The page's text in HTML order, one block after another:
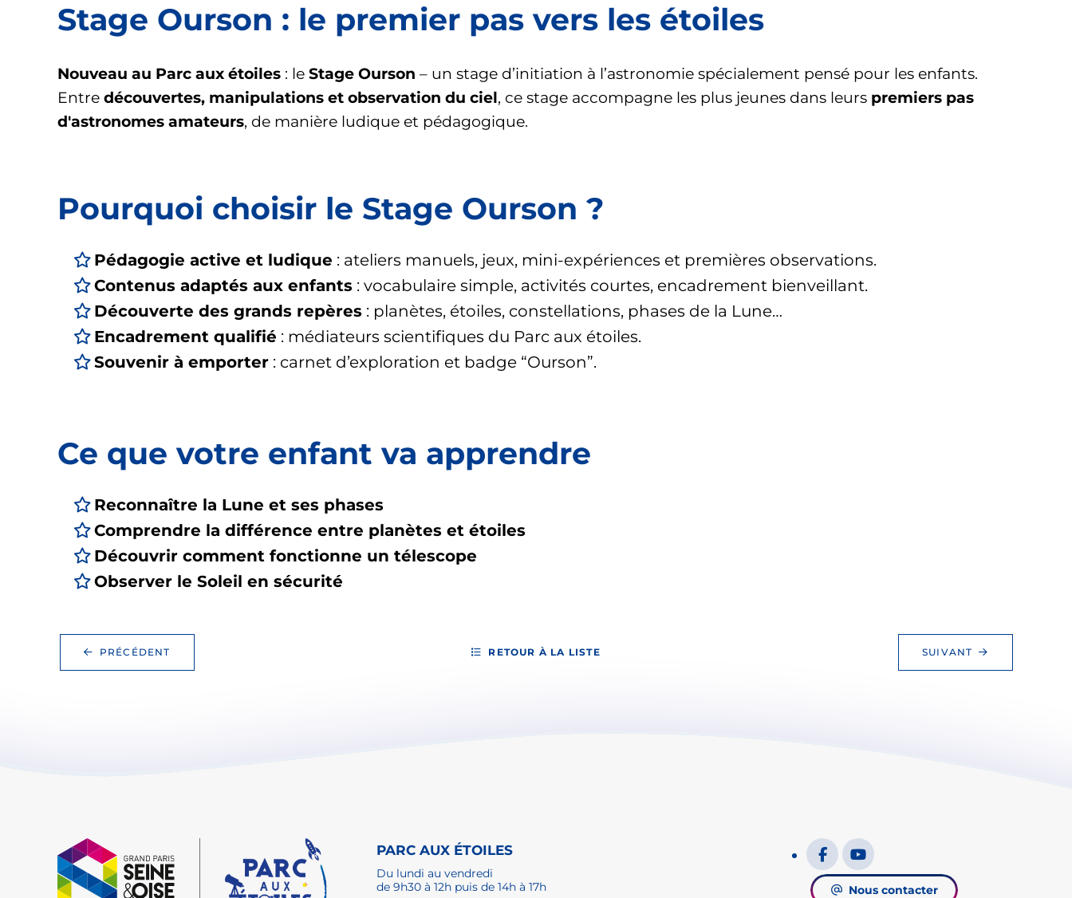
Stage Ourson : le premier pas vers les étoiles
Nouveau au Parc aux étoiles : le Stage Ourson – un stage d’initiation à l’astronomie spécialement pensé pour les enfants.
Entre découvertes, manipulations et observation du ciel, ce stage accompagne les plus jeunes dans leurs premiers pas
d'astronomes amateurs, de manière ludique et pédagogique.
Pourquoi choisir le Stage Ourson ?
Pédagogie active et ludique : ateliers manuels, jeux, mini-expériences et premières observations.
Contenus adaptés aux enfants : vocabulaire simple, activités courtes, encadrement bienveillant.
Découverte des grands repères : planètes, étoiles, constellations, phases de la Lune…
Encadrement qualifié : médiateurs scientifiques du Parc aux étoiles.
Souvenir à emporter : carnet d’exploration et badge “Ourson”.
Ce que votre enfant va apprendre
Reconnaître la Lune et ses phases
Comprendre la différence entre planètes et étoiles
Découvrir comment fonctionne un télescope
Observer le Soleil en sécurité
PRÉCÉDENT RETOUR À LA LISTE SUIVANT
PARC AUX ÉTOILES
Du lundi au vendredi
de 9h30 à 12h puis de 14h à 17h
Nous contacter